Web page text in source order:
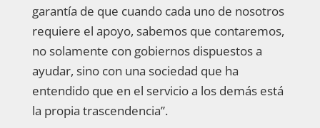
garantía de que cuando cada uno de nosotros
requiere el apoyo, sabemos que contaremos,
no solamente con gobiernos dispuestos a
ayudar, sino con una sociedad que ha
entendido que en el servicio a los demás está
la propia trascendencia”.